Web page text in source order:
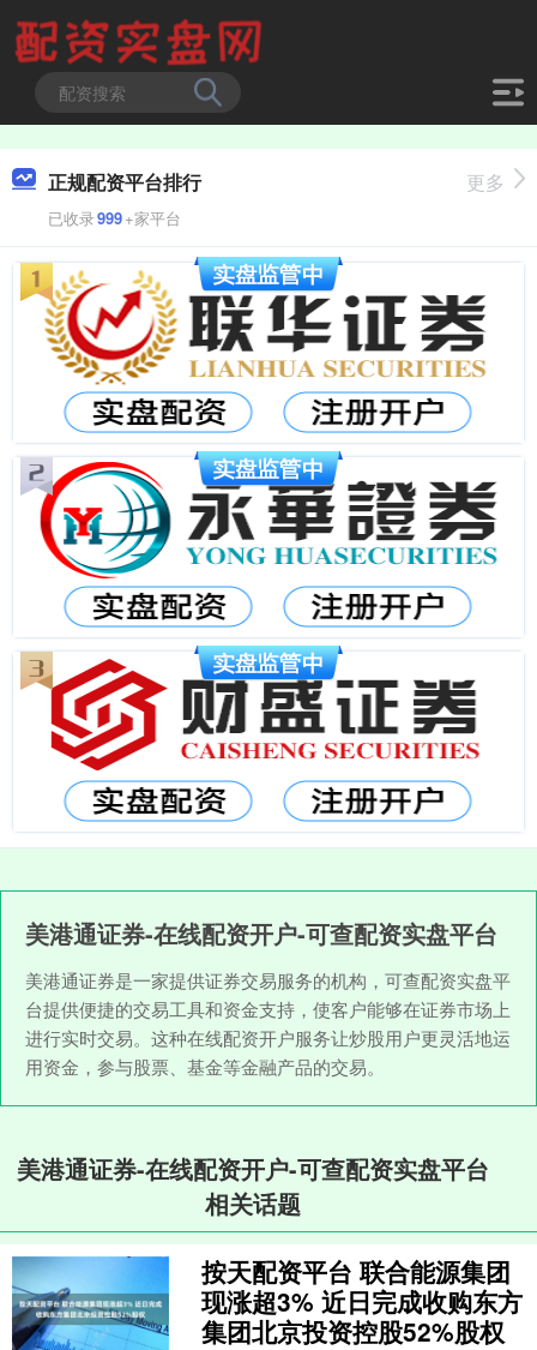
正规配资平台排行
已收录999+家平台
更多
美港通证券-在线配资开户-可查配资实盘平台
美港通证券是一家提供证券交易服务的机构，可查配资实盘平
台提供便捷的交易工具和资金支持，使客户能够在证券市场上
进行实时交易。这种在线配资开户服务让炒股用户更灵活地运
用资金，参与股票、基金等金融产品的交易。
美港通证券-在线配资开户-可查配资实盘平台
相关话题
按天配资平台 联合能源集团
现涨超3% 近日完成收购东方
集团北京投资控股52%股权